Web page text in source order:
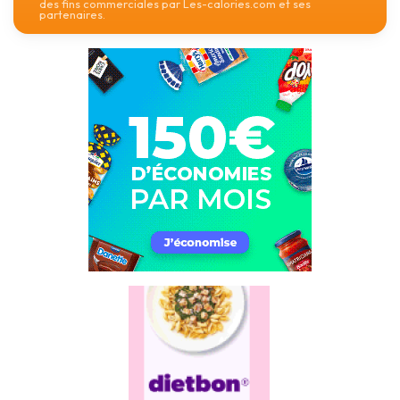
des fins commerciales par Les-calories.com et ses
partenaires.